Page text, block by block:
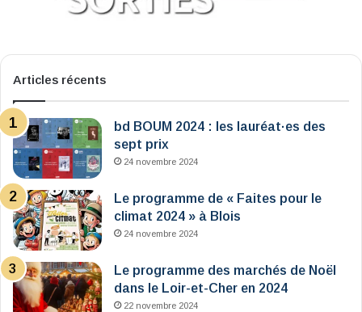
Articles récents
bd BOUM 2024 : les lauréat·es des
sept prix
24 novembre 2024
Le programme de « Faites pour le
climat 2024 » à Blois
24 novembre 2024
Le programme des marchés de Noël
dans le Loir-et-Cher en 2024
22 novembre 2024